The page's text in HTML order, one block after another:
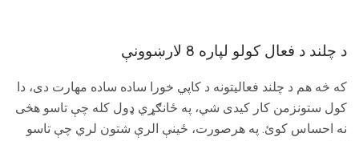
د چلند د فعال کولو لپاره 8 لارښوونې
که څه هم د چلند فعالیتونه د کاپي خورا ساده ساده مهارت دی، دا
کول ستونزمن کار کیدی شي، په ځانګړي ډول کله چې تاسو هڅی
نه احساس کوئ. په هرصورت، ځینې الرې شتون لري چې تاسو